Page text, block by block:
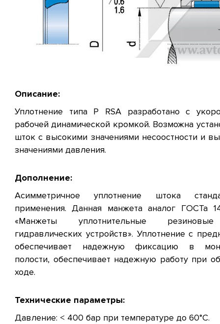
Описание:
Уплотнение типа P RSA разработано с
рабочей динамической кромкой. Возможна
шток с высокими значениями несоостности и
значениями давления.
Дополнение:
Асимметричное уплотнение штока
применения. Данная манжета аналог ГОСТа
«Манжеты уплотнительные
гидравлических устройств». Уплотнение с
обеспечивает надежную фиксацию в
полости, обеспечивает надежную работу при
ходе.
Технические параметры:
Давление: < 400 бар при температуре до 60°C.